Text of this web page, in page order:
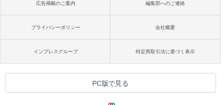
広告掲載のご案内 編集部へのご連絡
プライバシーポリシー 会社概要
インプレスグループ 特定商取引法に基づく表示
PC版で見る